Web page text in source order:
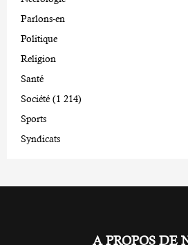
Parlons-en
Politique
Religion
Santé
Société (1 214)
Sports
Syndicats
A PROPOS DE